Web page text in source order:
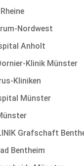
Nordwest
Anholt
Klinik Münster
Kliniken
Münster
Grafschaft
Bentheim